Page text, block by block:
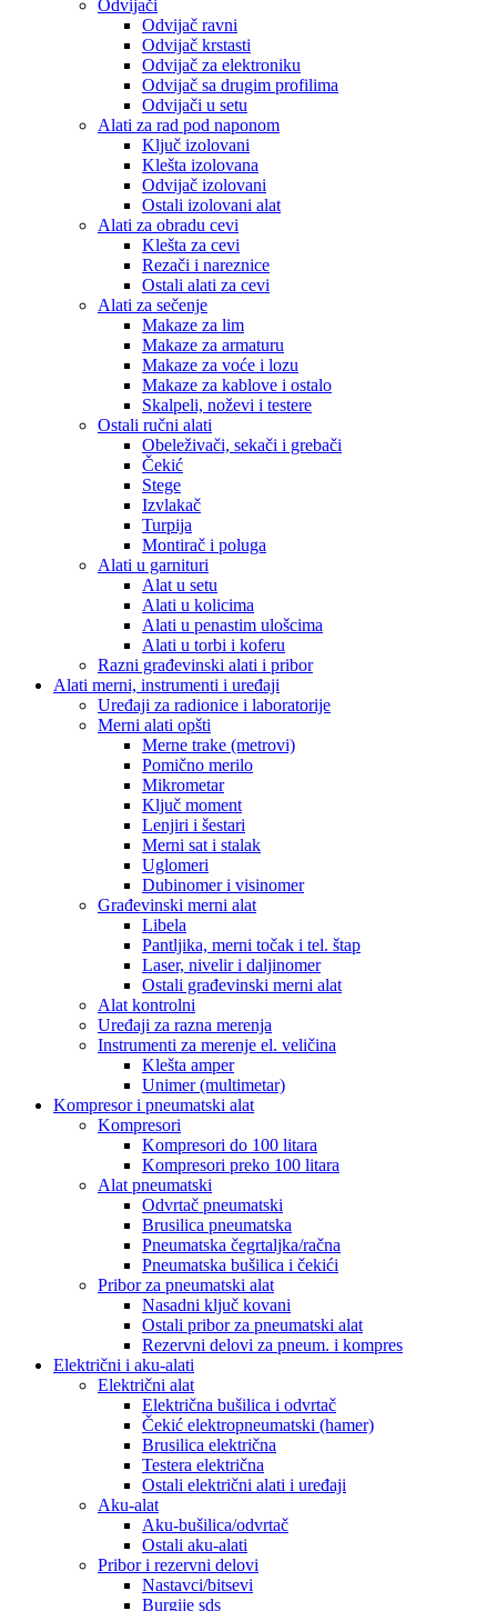
Odvijači
Odvijač ravni
Odvijač krstasti
Odvijač za elektroniku
Odvijač sa drugim profilima
Odvijači u setu
Alati za rad pod naponom
Ključ izolovani
Klešta izolovana
Odvijač izolovani
Ostali izolovani alat
Alati za obradu cevi
Klešta za cevi
Rezači i nareznice
Ostali alati za cevi
Alati za sečenje
Makaze za lim
Makaze za armaturu
Makaze za voće i lozu
Makaze za kablove i ostalo
Skalpeli, noževi i testere
Ostali ručni alati
Obeleživači, sekači i grebači
Čekić
Stege
Izvlakač
Turpija
Montirač i poluga
Alati u garnituri
Alat u setu
Alati u kolicima
Alati u penastim ulošcima
Alati u torbi i koferu
Razni građevinski alati i pribor
Alati merni, instrumenti i uređaji
Uređaji za radionice i laboratorije
Merni alati opšti
Merne trake (metrovi)
Pomično merilo
Mikrometar
Ključ moment
Lenjiri i šestari
Merni sat i stalak
Uglomeri
Dubinomer i visinomer
Građevinski merni alat
Libela
Pantljika, merni točak i tel. štap
Laser, nivelir i daljinomer
Ostali građevinski merni alat
Alat kontrolni
Uređaji za razna merenja
Instrumenti za merenje el. veličina
Klešta amper
Unimer (multimetar)
Kompresor i pneumatski alat
Kompresori
Kompresori do 100 litara
Kompresori preko 100 litara
Alat pneumatski
Odvrtač pneumatski
Brusilica pneumatska
Pneumatska čegrtaljka/račna
Pneumatska bušilica i čekići
Pribor za pneumatski alat
Nasadni ključ kovani
Ostali pribor za pneumatski alat
Rezervni delovi za pneum. i kompres
Električni i aku-alati
Električni alat
Električna bušilica i odvrtač
Čekić elektropneumatski (hamer)
Brusilica električna
Testera električna
Ostali električni alati i uređaji
Aku-alat
Aku-bušilica/odvrtač
Ostali aku-alati
Pribor i rezervni delovi
Nastavci/bitsevi
Burgije sds